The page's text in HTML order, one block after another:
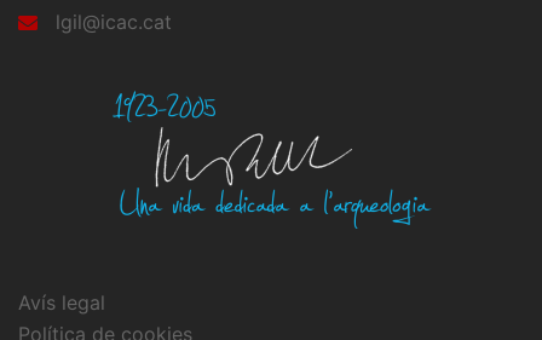
lgil@icac.cat
Avís legal
Política de cookies